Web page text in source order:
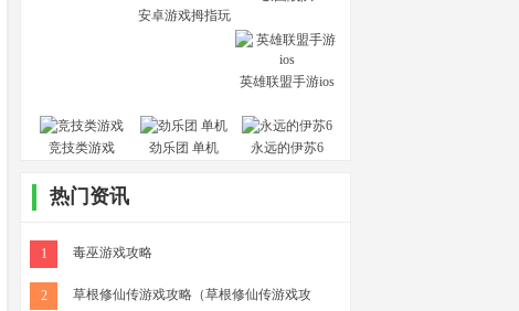
安卓游戏拇指玩
英雄联盟手游ios
竞技类游戏 劲乐团 单机 永远的伊苏6
热门资讯
1 毒巫游戏攻略
2 草根修仙传游戏攻略（草根修仙传游戏攻